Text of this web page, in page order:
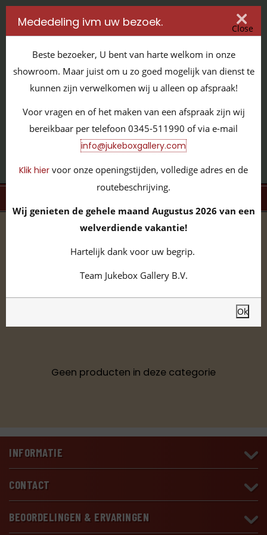
IT'S ALL ABOUT JUKEBOXES
GILDENSTRAAT 32 / 4143 HS LEERDAM / TEL:
0345 - 511990
INFO@JUKEBOXGALLERY.COM
volledige collectie / overige items
Geen producten in deze categorie
INFORMATIE
CONTACT
BEOORDELINGEN & ERVARINGEN
Mededeling ivm uw bezoek. Close
Beste bezoeker, U bent van harte welkom in onze
showroom. Maar juist om u zo goed mogelijk van dienst te
kunnen zijn verwelkomen wij u alleen op afspraak!
Voor vragen en of het maken van een afspraak zijn wij
bereikbaar per telefoon 0345-511990 of via e-mail
info@jukeboxgallery.com
Klik hier voor onze openingstijden, volledige adres en de
routebeschrijving.
Wij genieten de gehele maand Augustus 2026 van een
welverdiende vakantie!
Hartelijk dank voor uw begrip.
Team Jukebox Gallery B.V.
Ok